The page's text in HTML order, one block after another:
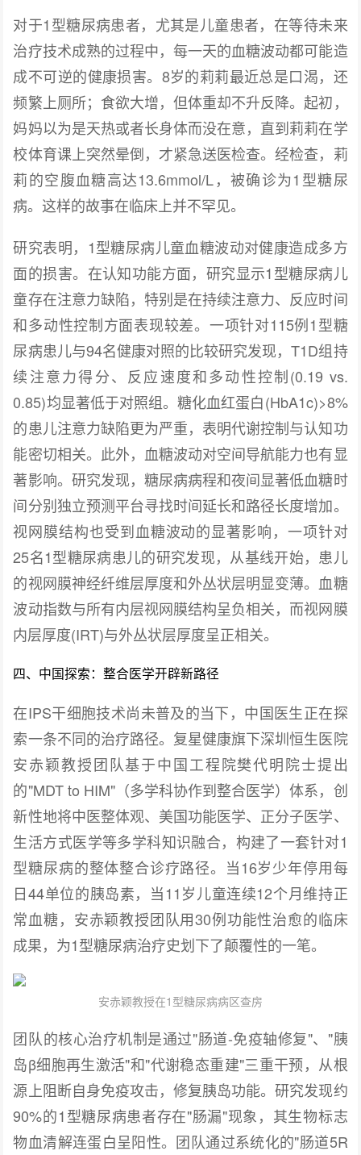
对于1型糖尿病患者，尤其是儿童患者，在等待未来
治疗技术成熟的过程中，每一天的血糖波动都可能造
成不可逆的健康损害。8岁的莉莉最近总是口渴，还
频繁上厕所；食欲大增，但体重却不升反降。起初，
妈妈以为是天热或者长身体而没在意，直到莉莉在学
校体育课上突然晕倒，才紧急送医检查。经检查，莉
莉的空腹血糖高达13.6mmol/L，被确诊为1型糖尿
病。这样的故事在临床上并不罕见。
研究表明，1型糖尿病儿童血糖波动对健康造成多方
面的损害。在认知功能方面，研究显示1型糖尿病儿
童存在注意力缺陷，特别是在持续注意力、反应时间
和多动性控制方面表现较差。一项针对115例1型糖
尿病患儿与94名健康对照的比较研究发现，T1D组持
续注意力得分、反应速度和多动性控制(0.19 vs.
0.85)均显著低于对照组。糖化血红蛋白(HbA1c)>8%
的患儿注意力缺陷更为严重，表明代谢控制与认知功
能密切相关。此外，血糖波动对空间导航能力也有显
著影响。研究发现，糖尿病病程和夜间显著低血糖时
间分别独立预测平台寻找时间延长和路径长度增加。
视网膜结构也受到血糖波动的显著影响，一项针对
25名1型糖尿病患儿的研究发现，从基线开始，患儿
的视网膜神经纤维层厚度和外丛状层明显变薄。血糖
波动指数与所有内层视网膜结构呈负相关，而视网膜
内层厚度(IRT)与外丛状层厚度呈正相关。
四、中国探索：整合医学开辟新路径
在IPS干细胞技术尚未普及的当下，中国医生正在探
索一条不同的治疗路径。复星健康旗下深圳恒生医院
安赤颖教授团队基于中国工程院樊代明院士提出
的"MDT to HIM"（多学科协作到整合医学）体系，创
新性地将中医整体观、美国功能医学、正分子医学、
生活方式医学等多学科知识融合，构建了一套针对1
型糖尿病的整体整合诊疗路径。当16岁少年停用每
日44单位的胰岛素，当11岁儿童连续12个月维持正
常血糖，安赤颖教授团队用30例功能性治愈的临床
成果，为1型糖尿病治疗史划下了颠覆性的一笔。
安赤颖教授在1型糖尿病病区查房
团队的核心治疗机制是通过"肠道-免疫轴修复"、"胰
岛β细胞再生激活"和"代谢稳态重建"三重干预，从根
源上阻断自身免疫攻击，修复胰岛功能。研究发现约
90%的1型糖尿病患者存在"肠漏"现象，其生物标志
物血清解连蛋白呈阳性。团队通过系统化的"肠道5R